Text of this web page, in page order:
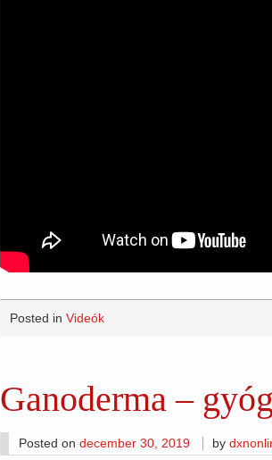
Posted in Videók
Ganoderma –
Posted on december 30, 2019 by